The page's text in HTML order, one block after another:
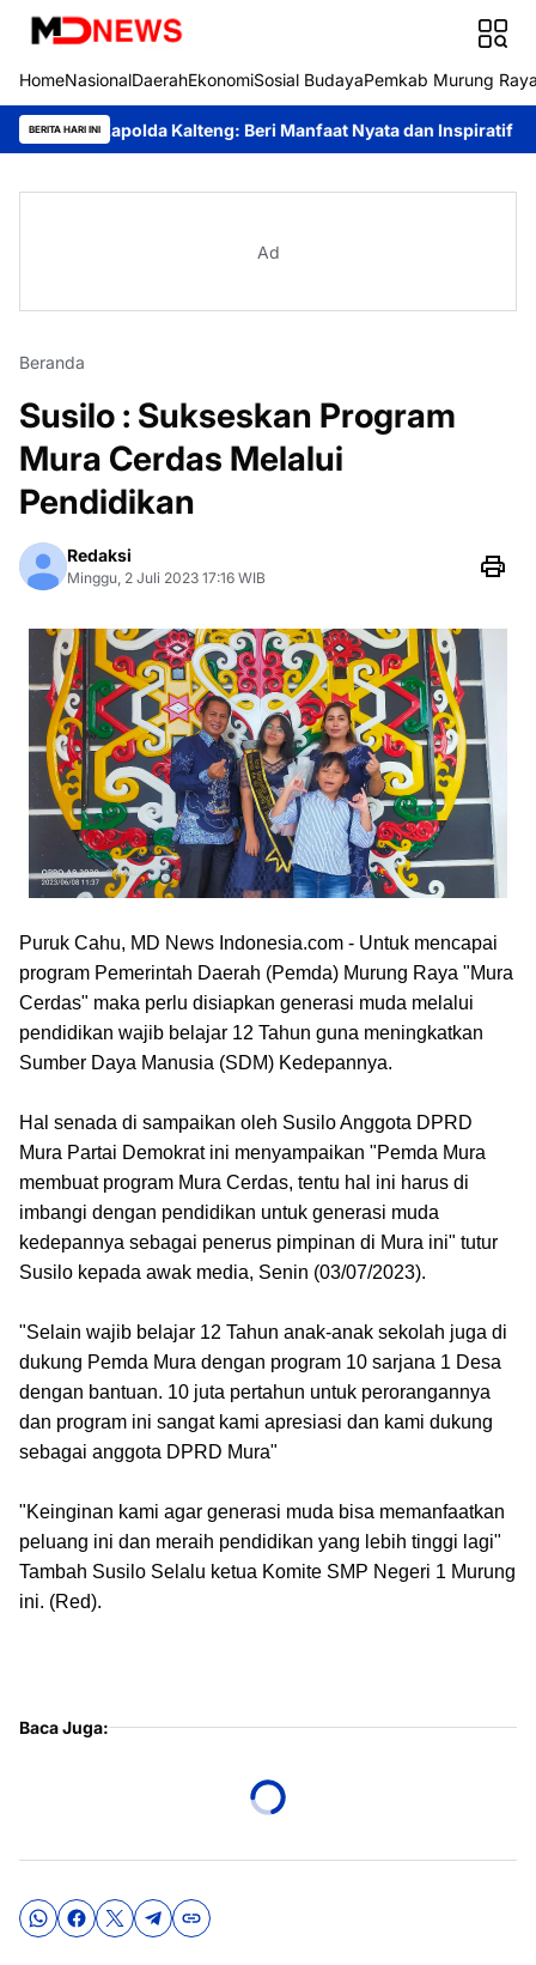
HomeNasionalDaerahEkonomiSosial BudayaPemkab Murung
BERITA HARI INIKalteng: Beri Manfaat Nyata dan Inspiratif Bagi Siswa di
Ad
Beranda
Susilo : Sukseskan Program
Mura Cerdas Melalui
Pendidikan
Redaksi
Minggu, 2 Juli 2023 17:16 WIB
Puruk Cahu, MD News Indonesia.com - Untuk mencapai
program Pemerintah Daerah (Pemda) Murung Raya "Mura
Cerdas" maka perlu disiapkan generasi muda melalui
pendidikan wajib belajar 12 Tahun guna meningkatkan
Sumber Daya Manusia (SDM) Kedepannya.
Hal senada di sampaikan oleh Susilo Anggota DPRD
Mura Partai Demokrat ini menyampaikan "Pemda Mura
membuat program Mura Cerdas, tentu hal ini harus di
imbangi dengan pendidikan untuk generasi muda
kedepannya sebagai penerus pimpinan di Mura ini" tutur
Susilo kepada awak media, Senin (03/07/2023).
"Selain wajib belajar 12 Tahun anak-anak sekolah juga di
dukung Pemda Mura dengan program 10 sarjana 1 Desa
dengan bantuan. 10 juta pertahun untuk perorangannya
dan program ini sangat kami apresiasi dan kami dukung
sebagai anggota DPRD Mura"
"Keinginan kami agar generasi muda bisa memanfaatkan
peluang ini dan meraih pendidikan yang lebih tinggi lagi"
Tambah Susilo Selalu ketua Komite SMP Negeri 1 Murung
ini. (Red).
Baca Juga: